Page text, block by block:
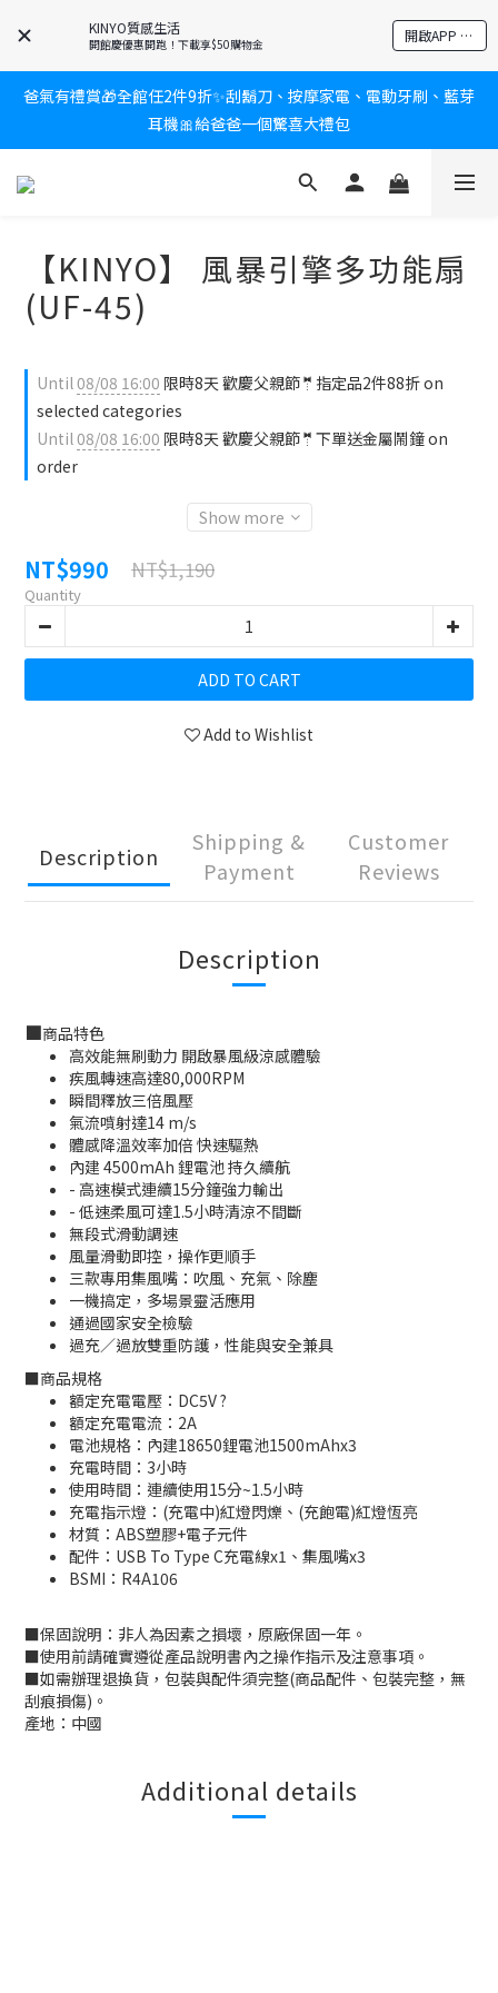
KINYO質感生活
開館慶優惠開跑！下載享$50購物金 開啟APP 享隱藏優惠
新會員送$100購物金✨再享消費回饋無極限
新會員送$100購物金✨再享消費回饋無極限
爸氣有禮賞🎁全館任2件9折✨刮鬍刀、按摩家電、電動牙刷、藍芽
耳機🎀給爸爸一個驚喜大禮包
炎熱夏日救星☀️秒凍扇登場💙半導體製冷 x 微米級冰霧，一秒開
新會員送$100購物金✨再享消費回饋無極限
【KINYO】 風暴引擎多功能扇
(UF-45)
Until08/08 16:00 限時8天 歡慶父親節🤵指定品2件88折 on
selected categories
Until08/08 16:00 限時8天 歡慶父親節🤵下單送金屬鬧鐘 on
order
Show more
NT$990 NT$1,190
Quantity
ADD TO CART
Add to Wishlist
Description
Shipping &
Payment
Customer
Reviews
Description
■商品特色
高效能無刷動力 開啟暴風級涼感體驗
疾風轉速高達80,000RPM
瞬間釋放三倍風壓
氣流噴射達14 m/s
體感降溫效率加倍 快速驅熱
內建 4500mAh 鋰電池 持久續航
- 高速模式連續15分鐘強力輸出
- 低速柔風可達1.5小時清涼不間斷
無段式滑動調速
風量滑動即控，操作更順手
三款專用集風嘴：吹風、充氣、除塵
一機搞定，多場景靈活應用
通過國家安全檢驗
過充／過放雙重防護，性能與安全兼具
■商品規格
額定充電電壓：DC5V ?
額定充電電流：2A
電池規格：內建18650鋰電池1500mAhx3
充電時間：3小時
使用時間：連續使用15分~1.5小時
充電指示燈：(充電中)紅燈閃爍、(充飽電)紅燈恆亮
材質：ABS塑膠+電子元件
配件：USB To Type C充電線x1、集風嘴x3
BSMI： R4A106
■保固說明：非人為因素之損壞，原廠保固一年。
■使用前請確實遵從產品說明書內之操作指示及注意事項。
■如需辦理退換貨，包裝與配件須完整(商品配件、包裝完整，無
刮痕損傷)。
產地：中國
Additional details